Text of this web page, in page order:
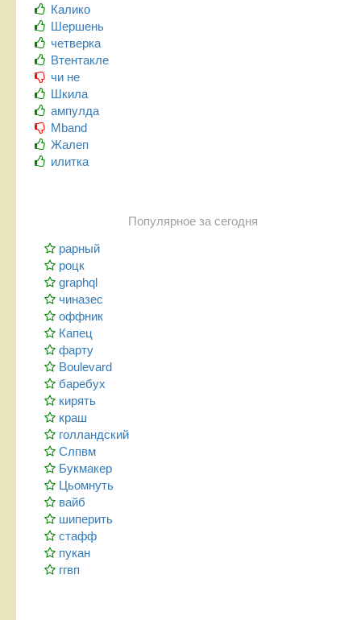
Калико
Шершень
четверка
Втентакле
чи не
Шкила
ампулда
Mband
Жалеп
илитка
Популярное за сегодня
рарный
роцк
graphql
чиназес
оффник
Капец
фарту
Boulevard
баребух
кирять
краш
голландский
Слпвм
Букмакер
Цьомнуть
вайб
шиперить
стафф
пукан
ггвп